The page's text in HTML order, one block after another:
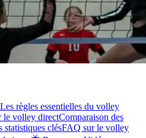
Les règles essentielles du volley
le volley directComparaison des
statistiques clésFAQ sur le volley